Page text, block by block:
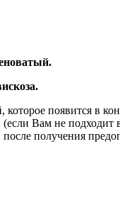
появится в
Вам не
получения